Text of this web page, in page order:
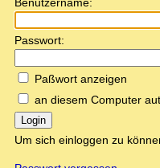
Benutzername:
Passwort:
Paßwort anzeigen
an diesem Computer
Login
Um sich einloggen zu